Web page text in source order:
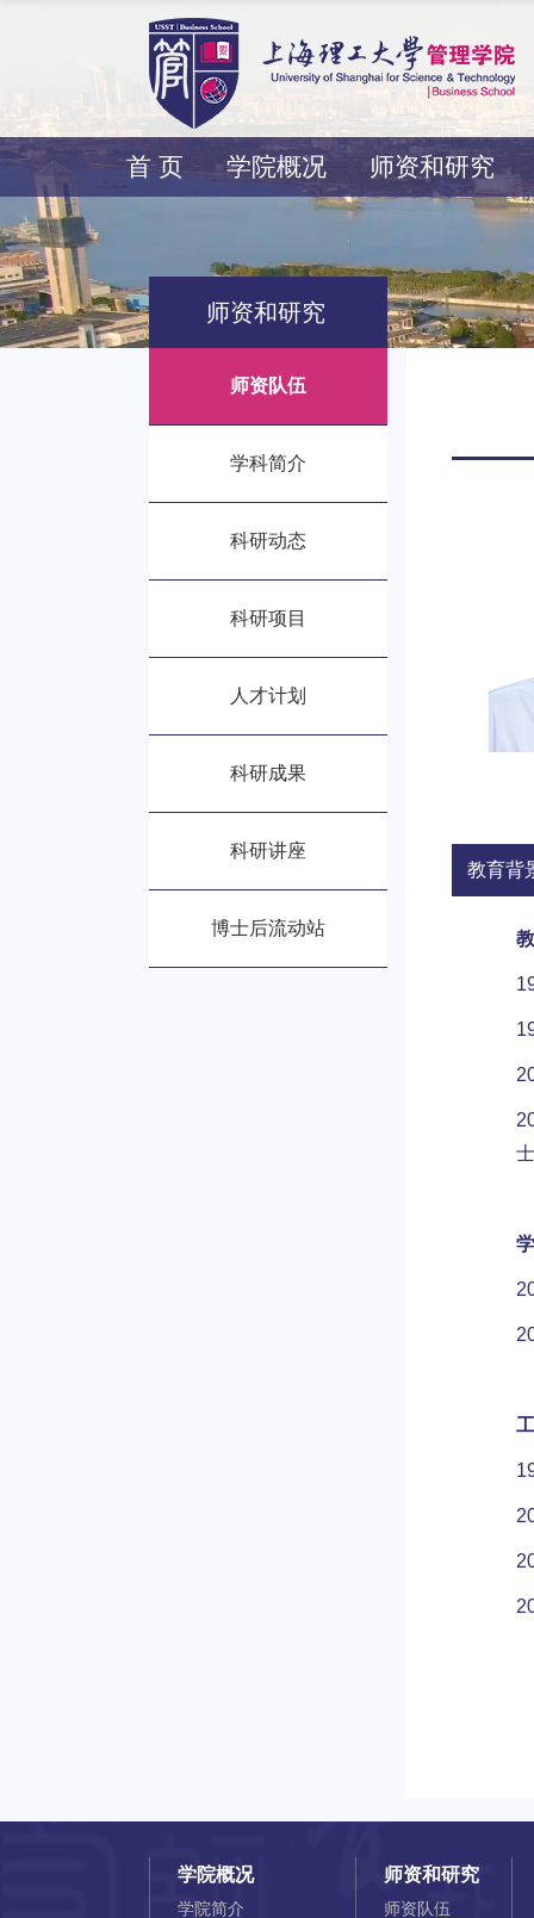
首 页 学院概况 师资和研究
师资和研究
师资队伍
学科简介
科研动态
科研项目
人才计划
科研成果
科研讲座
博士后流动站
教育背
学院概况
学院简介
师资和研究
师资队伍